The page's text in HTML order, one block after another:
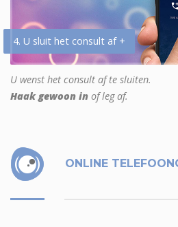
4. U sluit het consult af +
U wenst het consult af te sluiten.
Haak gewoon in of leg af.
ONLINE